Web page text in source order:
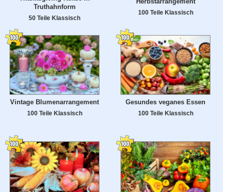
Truthahnform
50 Teile Klassisch
100 Teile Klassisch
Vintage Blumenarrangement
100 Teile Klassisch
Gesundes veganes Essen
100 Teile Klassisch